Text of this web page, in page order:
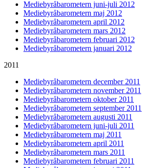
Mediebyråbarometern juni-juli 2012
Mediebyråbarometern maj 2012
Mediebyråbarometern april 2012
Mediebyråbarometern mars 2012
Mediebyråbarometern februari 2012
Mediebyråbarometern januari 2012
2011
Mediebyråbarometern december 2011
Mediebyråbarometern november 2011
Mediebyråbarometern oktober 2011
Mediebyråbarometern september 2011
Mediebyråbarometern augusti 2011
Mediebyråbarometern juni-juli 2011
Mediebyråbarometern maj 2011
Mediebyråbarometern april 2011
Mediebyråbarometern mars 2011
Mediebyråbarometern februari 2011